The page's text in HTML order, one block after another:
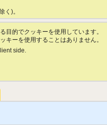
く)。
目的でクッキーを使用しています。
キーを使用することはありません。
side.